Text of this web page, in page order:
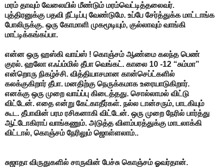
மரம் தாவும் வேலையில் மீண்டும் மரம்வெட்டித்தலைவர்.
புத்திரனுக்கு பதவி நீட்டிப்பு வேண்டுமே. உப்பே சேர்த்துக்க மாட்டாங்க
போலிருக்கு. ஒரு கோமாளி முகமூடியும், குல்லாவும் வாங்கி
மாட்டிக்கங்கப்பா.
என்ன ஒரு ஹஸ்கி வாய்ஸ் ! கொஞ்சம் ஆண்மை கலந்த பெண்
குரல். ஹலோ எஃப்ம்மில் தீபா வெங்கட். காலை 10 -12 “சும்மா”
என்றொரு நிகழ்ச்சி. வித்தியாசமான கான்செப்ட்களில்
கலக்குகிறார் தீபா. மனதிற்கு நெருக்கமாக உரையாடுகிறார்.
எனக்கு ஒரு முறை வாய்ப்பு கிடைத்தது. சொல்லாமல் விட்டு
விட்டேன். எதை என்று கேட்காதீர்கள். நல்ல டான்சரும், பாடகியும்
கூட. தீபாவின் பரம ரசிகனாகி விட்டேன். ஒரு முறை நேரில் பார்த்து
ஆட்டோகிராப் வாங்கணும். அடுத்த விளம்பரத்துக்கு மாடலாக்கி
விட்டால், கொஞ்சம் நேரிலும் ஜொள்ளலாம்..
சுஜாதா விருதுகளில் சாருவின் பேச்சு கொஞ்சம் ஓவர்தான்.